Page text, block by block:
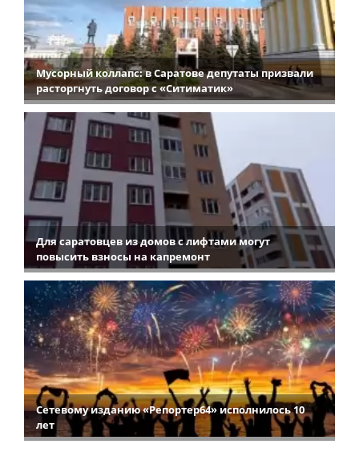
Мусорный коллапс: в Саратове депутаты призвали
расторгнуть договор с «Ситиматик»
Для саратовцев из домов с лифтами могут
повысить взносы на капремонт
Сетевому изданию «Репортер64» исполнилось 10
лет